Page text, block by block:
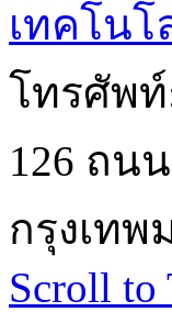
เทคโน
โทรศัพท์:
126 ถน
กรุงเทพ
Scroll to